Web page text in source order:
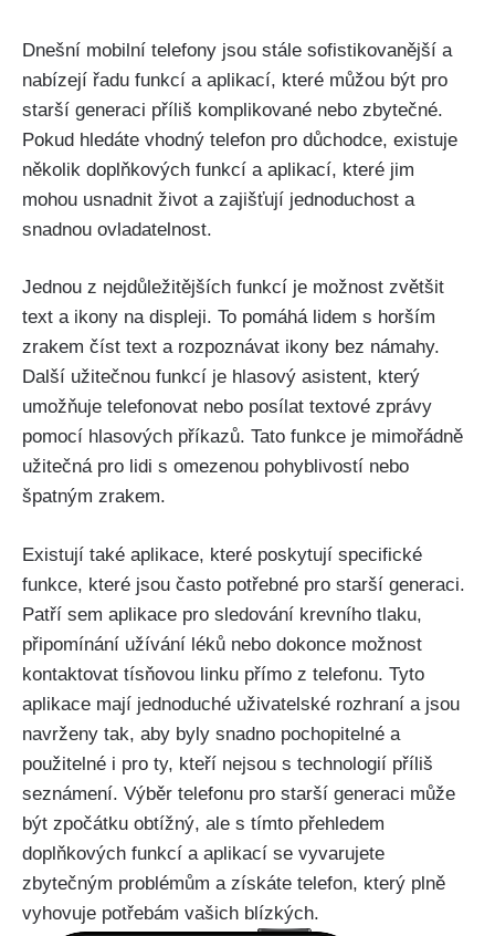
Dnešní mobilní telefony jsou stále sofistikovanější a
nabízejí řadu funkcí a aplikací, které můžou být pro
starší generaci příliš komplikované nebo zbytečné.
Pokud hledáte vhodný telefon pro důchodce, existuje
několik doplňkových funkcí a aplikací, které jim
mohou usnadnit život a zajišťují jednoduchost a
snadnou ovladatelnost.
Jednou z nejdůležitějších funkcí je možnost zvětšit
text a ikony na displeji. To pomáhá lidem s horším
zrakem číst text a rozpoznávat ikony bez námahy.
Další užitečnou funkcí je hlasový asistent, který
umožňuje telefonovat nebo posílat textové zprávy
pomocí hlasových příkazů. Tato funkce je mimořádně
užitečná pro lidi s omezenou pohyblivostí nebo
špatným zrakem.
Existují také aplikace, které poskytují specifické
funkce, které jsou často potřebné pro starší generaci.
Patří sem aplikace pro sledování krevního tlaku,
připomínání užívání léků nebo dokonce možnost
kontaktovat tísňovou linku přímo z telefonu. Tyto
aplikace mají jednoduché uživatelské rozhraní a jsou
navrženy tak, aby byly snadno pochopitelné a
použitelné i pro ty, kteří nejsou s technologií příliš
seznámení. Výběr telefonu pro starší generaci může
být zpočátku obtížný, ale s tímto přehledem
doplňkových funkcí a aplikací se vyvarujete
zbytečným problémům a získáte telefon, který plně
vyhovuje potřebám vašich blízkých.